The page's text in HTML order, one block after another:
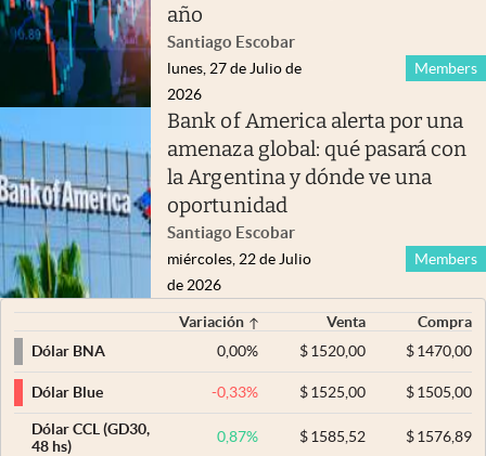
año
Santiago Escobar
Members
lunes, 27 de Julio de
2026
Bank of America alerta por una
amenaza global: qué pasará con
la Argentina y dónde ve una
oportunidad
Santiago Escobar
Members
miércoles, 22 de Julio
de 2026
Variación Venta
Compra
Dólar BNA
0,00% $ 1520,00 $1470,00
Dólar Blue -0,33% $ 1525,00 $1505,00
Dólar CCL (GD30,
48 hs)
0,87% $ 1585,52 $1576,89